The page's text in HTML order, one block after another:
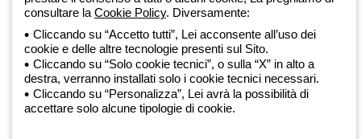
Cookie policy
Condizioni di vendita
Tutte le policy
Accessibilità
Credits
© Beghelli S.p.A. Società con Unico Socio - Società soggetta alla
direzione e coordinamento di Gewiss S.p.A. - R.I. Bologna e C.F.
consultare la Cookie Policy. Diversamente:
Cliccando su “Accetto tutti”, Lei acconsente all’uso dei
cookie e delle altre tecnologie presenti sul Sito.
Cliccando su “Solo cookie tecnici”, o sulla “X” in alto a
destra, verranno installati solo i cookie tecnici necessari.
Cliccando su “Personalizza”, Lei avrà la possibilità di
accettare solo alcune tipologie di cookie.